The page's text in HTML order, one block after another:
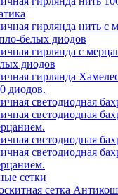
гирлянда нить с
белых диодов
гирлянда с
диодов
гирлянда
диодов.
светодиодная
светодиодная
светодиодная
светодиодная
сетки
сетка